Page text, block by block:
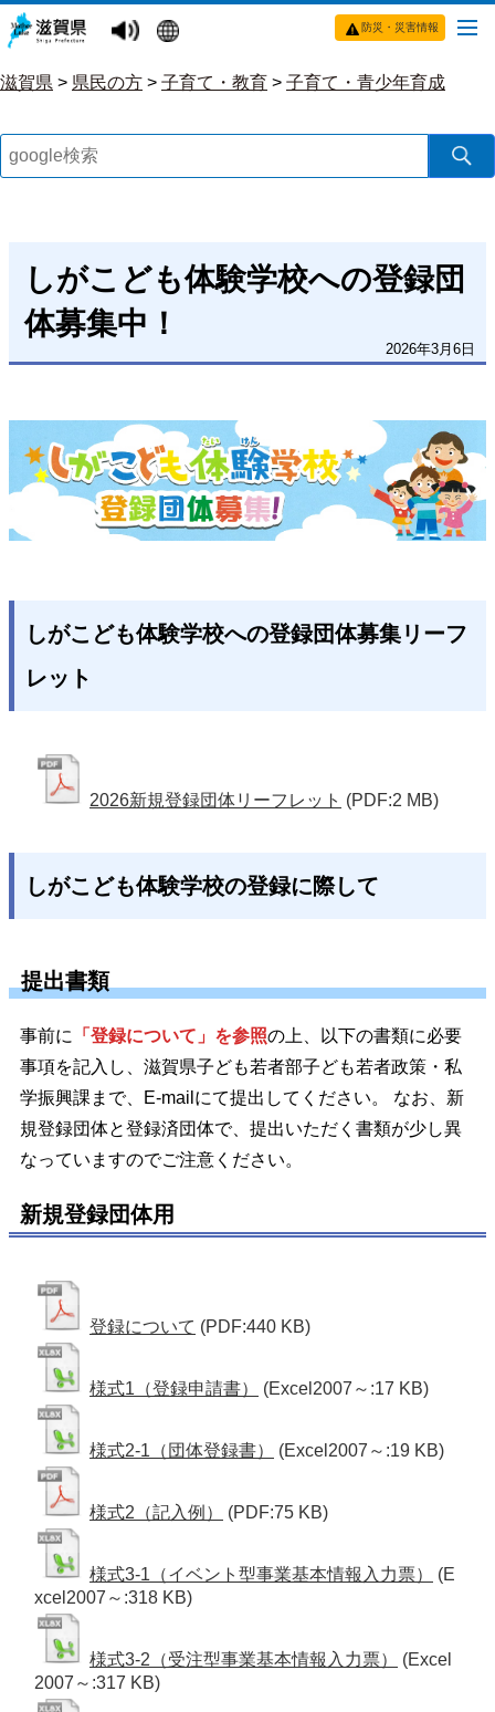
防災・災害情報
滋賀県 > 県民の方 > 子育て・教育 > 子育て・青少年育成
しがこども体験学校への登録団
体募集中！
2026年3月6日
しがこども体験学校への登録団体募集リーフ
レット
2026新規登録団体リーフレット (PDF:2 MB)
しがこども体験学校の登録に際して
提出書類
事前に 「登録について」を参照の上、以下の書類に必要
事項を記入し、滋賀県子ども若者部子ども若者政策・私
学振興課まで、E-mailにて提出してください。 なお、新
規登録団体と登録済団体で、提出いただく書類が少し異
なっていますのでご注意ください。
新規登録団体用
登録について (PDF:440 KB)
様式1（登録申請書） (Excel2007～:17 KB)
様式2-1（団体登録書） (Excel2007～:19 KB)
様式2（記入例） (PDF:75 KB)
様式3-1（イベント型事業基本情報入力票）
(E
xcel2007～:318 KB)
様式3-2（受注型事業基本情報入力票）
(Excel
2007～:317 KB)